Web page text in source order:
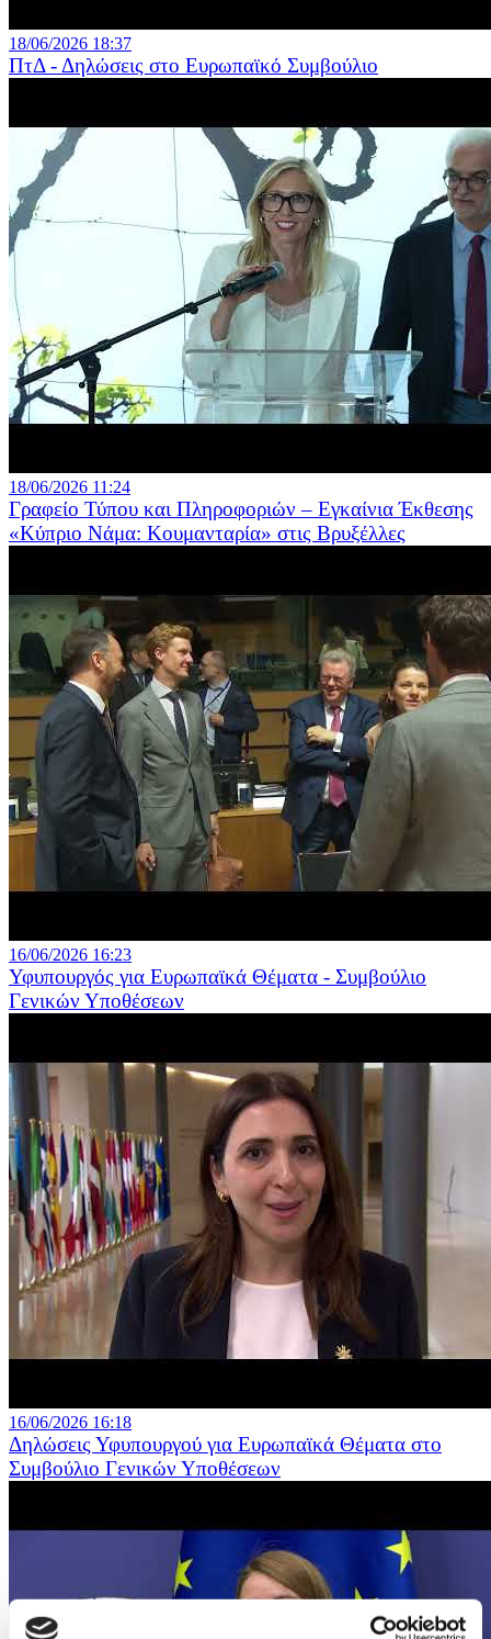
18/06/2026 18:37
ΠτΔ - Δηλώσεις στο Ευρωπαϊκό Συμβούλιο
18/06/2026 11:24
Γραφείο Τύπου και Πληροφοριών – Εγκαίνια Έκθεσης
«Κύπριο Νάμα: Κουμανταρία» στις Βρυξέλλες
16/06/2026 16:23
Υφυπουργός για Ευρωπαϊκά Θέματα - Συμβούλιο
Γενικών Υποθέσεων
16/06/2026 16:18
Δηλώσεις Υφυπουργού για Ευρωπαϊκά Θέματα στο
Συμβούλιο Γενικών Υποθέσεων